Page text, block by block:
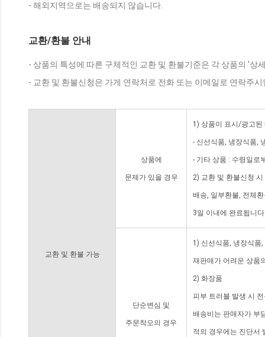
- 해외지역으로는 배송되지 않습니다.
교환/환불 안내
- 상품의 특성에 따른 구체적인 교환 및 환불기준은 각 상품의 '상
- 교환 및 환불신청은 가게 연락처로 전화 또는 이메일로 연락주
교환 및 환불 가능
상품에
문제가 있을 경우
1) 상품이 표시/광고된
- 신선식품, 냉장식품,
- 기타 상품 : 수령일로
2) 교환 및 환불신청
배송, 일부환불, 전체
3일 이내에 완료됩니
단순변심 및
주문착오의 경우
1) 신선식품, 냉장식품
재판매가 어려운 상품
2) 화장품
피부 트러블 발생 시
배송비는 판매자가 부
적의 경우에는 진단서